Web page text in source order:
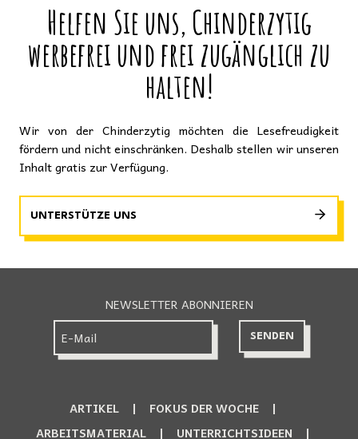
Helfen Sie uns, Chinderzytig
werbefrei und frei zugänglich zu
halten!
Wir von der Chinderzytig möchten die Lesefreudigkeit
fördern und nicht einschränken. Deshalb stellen wir unseren
Inhalt gratis zur Verfügung.
UNTERSTÜTZE UNS
NEWSLETTER ABONNIEREN
ARTIKEL
FOKUS DER WOCHE
ARBEITSMATERIAL
UNTERRICHTSIDEEN